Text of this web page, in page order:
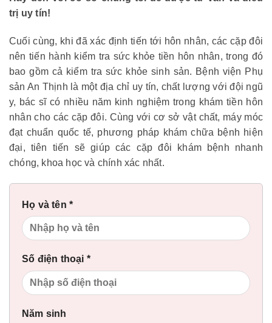
trị uy tín!
Cuối cùng, khi đã xác định tiến tới hôn nhân, các cặp đôi
nên tiến hành kiểm tra sức khỏe tiền hôn nhân, trong đó
bao gồm cả kiểm tra sức khỏe sinh sản. Bệnh viện Phụ
sản An Thịnh là một địa chỉ uy tín, chất lượng với đội ngũ
y, bác sĩ có nhiều năm kinh nghiệm trong khám tiền hôn
nhân cho các cặp đôi. Cùng với cơ sở vật chất, máy móc
đạt chuẩn quốc tế, phương pháp khám chữa bệnh hiện
đại, tiên tiến sẽ giúp các cặp đôi khám bệnh nhanh
chóng, khoa học và chính xác nhất.
Họ và tên *
Số điện thoại *
Năm sinh